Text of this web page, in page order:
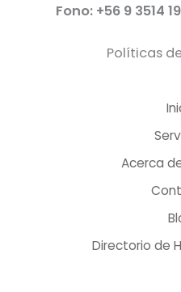
Fono: +56 9 3514
Políticas
Acerca
Directorio de